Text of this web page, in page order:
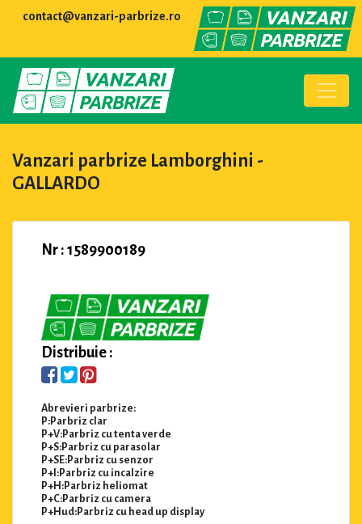
contact@vanzari-parbrize.ro
Vanzari parbrize Lamborghini -
GALLARDO
Nr : 1589900189
Distribuie :
Abrevieri parbrize:
P:Parbriz clar
P+V:Parbriz cu tenta verde
P+S:Parbriz cu parasolar
P+SE:Parbriz cu senzor
P+I:Parbriz cu incalzire
P+H:Parbriz heliomat
P+C:Parbriz cu camera
P+Hud:Parbriz cu head up display